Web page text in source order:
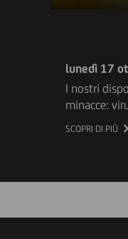
lunedì 17
I nostri
minacce:
tanti modi.
SCOPRI DI PIÙ